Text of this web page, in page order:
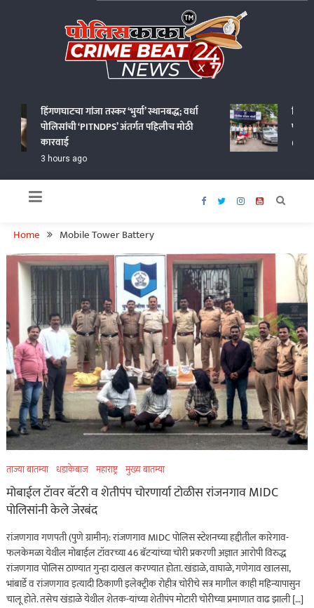
हिंगणघाटचा गांजा तस्कर ‘भुर्या’ स्थानबद्ध; वर्धा
पोलिसांची ‘PITNDPS’ अंतर्गत पहिलीच मोठी
कारवाई
3 hours ago
6 hours
Home Mobile Tower Battery
ताज्या बातम्या धडाकेबाज महाराष्ट्र मुख्य बातम्या
मोबाईल टॅावर बॅटरी व शेतीपंप चोरणार्या टोळीस रांजनगाव MIDC
पोलिसांनी केले जेरबंद
रांजणगाव गणपती (पुणे ग्रामीन): रांजणगाव MIDC पोलिस स्टेशनच्या हद्दीतील कारेगाव-
फलकेमळा येथील मोबाईल टॉवरच्या 46 बॅटऱ्यांच्या चोरी प्रकरणी अज्ञात आरोपी विरुद्ध
रांजणगाव पोलिस ठाण्यात गुन्हा दाखल करण्यात होता. खंडाळे, वाघाळे, गणेगाव खालसा,
भांबार्डे व रांजणगाव इत्यादी ठिकाणी इलेक्ट्रीक रोहीत्र चोरीचे सत्र मागील काही महिन्यापासुन
चालू होते. तसेच खंडाळे येथील शेतक-यांच्या शेतीपंप मोटारी चोरीच्या प्रमाणात वाढ झाली […]